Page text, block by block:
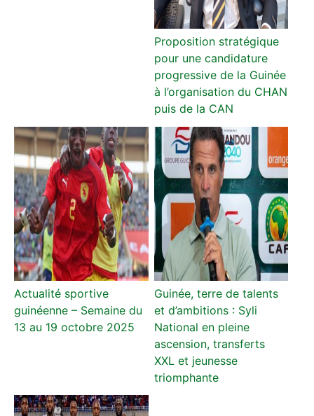
Proposition stratégique
pour une candidature
progressive de la Guinée
à l’organisation du CHAN
puis de la CAN
Actualité sportive
guinéenne – Semaine du
13 au 19 octobre 2025
Guinée, terre de talents
et d’ambitions : Syli
National en pleine
ascension, transferts
XXL et jeunesse
triomphante